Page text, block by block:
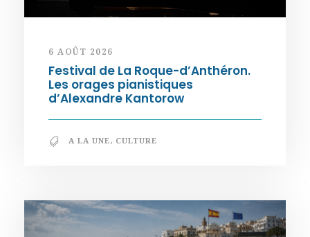
6 AOÛT 2026
Festival de La Roque-d’Anthéron.
Les orages pianistiques
d’Alexandre Kantorow
A LA UNE, CULTURE